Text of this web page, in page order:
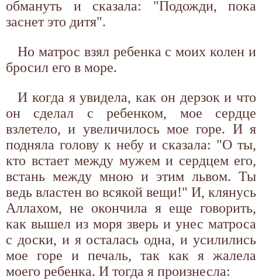
обмануть и сказала: "Подожди, пока
заснет это дитя".
Но матрос взял ребенка с моих колен и
бросил его в море.
И когда я увидела, как он дерзок и что
он сделал с ребенком, мое сердце
взлетело, и увеличилось мое горе. И я
подняла голову к небу и сказала: "О ты,
кто встает между мужем и сердцем его,
встань между мною и этим львом. Ты
ведь властен во всякой вещи!" И, клянусь
Аллахом, не окончила я еще говорить,
как вышел из моря зверь и унес матроса
с доски, и я осталась одна, и усилились
мое горе и печаль, так как я жалела
моего ребенка. И тогда я произнесла: